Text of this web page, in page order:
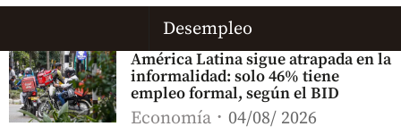
Desempleo
América Latina sigue atrapada en la
informalidad: solo 46% tiene
empleo formal, según el BID
Economía 04/08/ 2026